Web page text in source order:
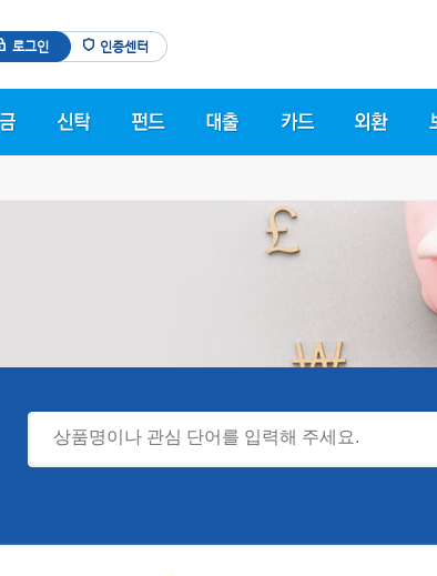
로그인 인증센터